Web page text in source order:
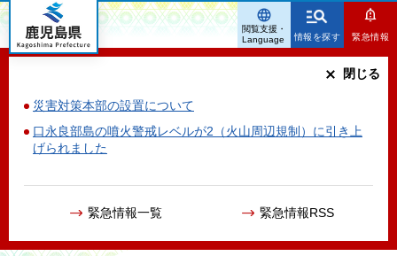
鹿児島県
情報を探す 緊急情報
災害対策本部の設置について
口永良部島の噴火警戒レベルが2（火山周辺規制）に引き上
げられました
緊急情報一覧 緊急情報RSS
閉じる
閲覧支援・
Language